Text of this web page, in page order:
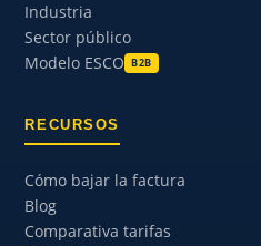
Industria
Sector público
Modelo ESCO B2B
RECURSOS
Cómo bajar la factura
Blog
Comparativa tarifas